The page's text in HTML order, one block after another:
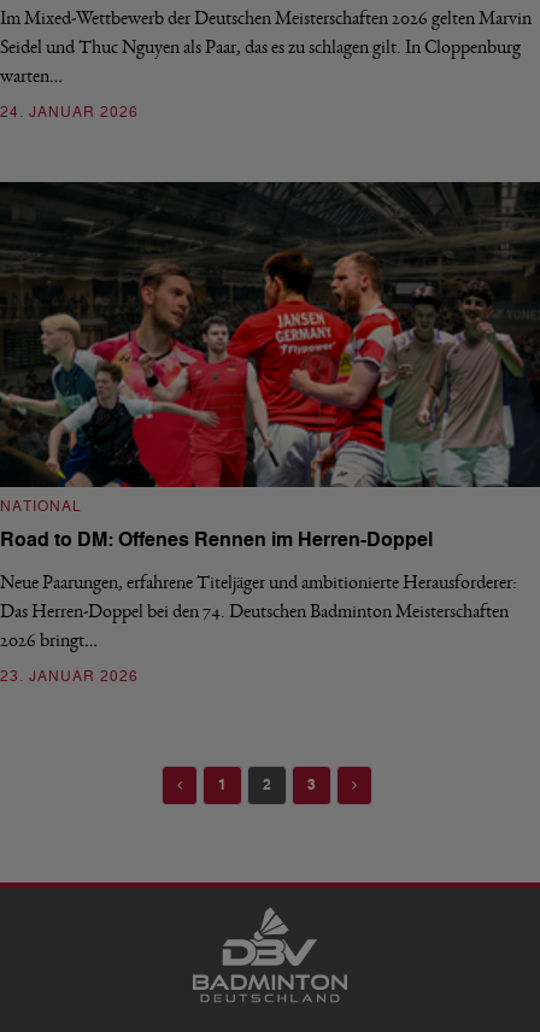
Im Mixed-Wettbewerb der Deutschen Meisterschaften 2026 gelten Marvin
Seidel und Thuc Nguyen als Paar, das es zu schlagen gilt. In Cloppenburg
warten…
24. JANUAR 2026
NATIONAL
Road to DM: Offenes Rennen im Herren-Doppel
Neue Paarungen, erfahrene Titeljäger und ambitionierte Herausforderer:
Das Herren-Doppel bei den 74. Deutschen Badminton Meisterschaften
2026 bringt…
23. JANUAR 2026
Previous
1 2 3 Next